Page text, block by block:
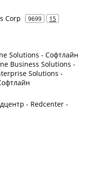
Corp 9699 15
Solutions - Софтлайн
Business Solutions -
Solutions -
- Redcenter -